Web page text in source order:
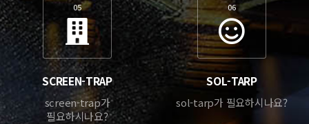
05
SCREEN-TRAP
screen-trap가
필요하시나요?
06
SOL-TARP
sol-tarp가 필요하시나요?